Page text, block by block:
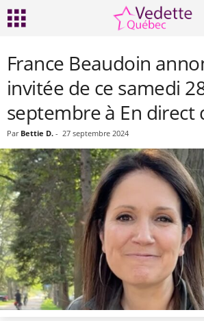
France Beaudoin
invitée de ce samedi
septembre à En direct
Par Bettie D. - 27 septembre 2024